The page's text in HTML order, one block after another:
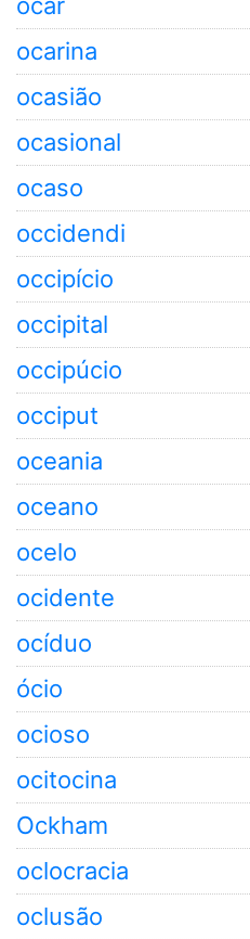
ocarina
ocasião
ocasional
ocaso
occidendi
occipício
occipital
occipúcio
occiput
oceania
oceano
ocelo
ocidente
ocíduo
ócio
ocioso
ocitocina
Ockham
oclocracia
oclusão